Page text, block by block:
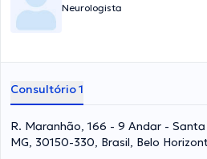
Neurologista
Consultório 1
R. Maranhão, 166 - 9 Andar -
MG, 30150-330, Brasil, Belo